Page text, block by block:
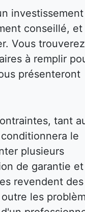
investissement
conseillé, et
Vous trouverez
à remplir
présenteront
tant
le
plusieurs
de garantie
revendent des
les